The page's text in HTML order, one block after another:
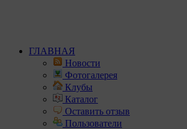
ГЛАВНАЯ
Новости
Фотогалерея
Клубы
Каталог
Оставить отзыв
Пользователи